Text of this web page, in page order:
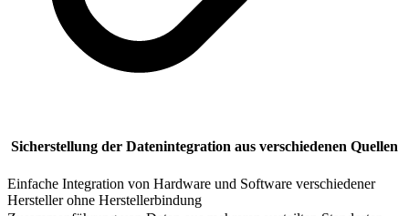
Sicherstellung der Datenintegration aus verschiedenen Quellen
Einfache Integration von Hardware und Software verschiedener
Hersteller ohne Herstellerbindung